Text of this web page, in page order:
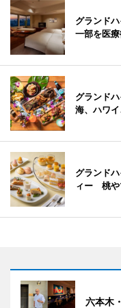
グランド
一部を医
グランド
海、ハワ
グランド
ィー 桃や
六本木